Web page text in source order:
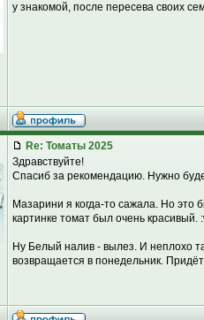
у знакомой, после пересева своих
Re: Томаты 2025
Здравствуйте!
Спасиб за рекомендацию. Нужно
Мазарини я когда-то сажала. Но это
картинке томат был очень красивый.
Ну Белый налив - вылез. И неплохо
возвращается в понедельник.